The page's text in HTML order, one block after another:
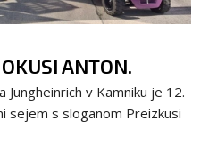
ANTON.
v Kamniku je 12.
sejem s sloganom Preizkusi